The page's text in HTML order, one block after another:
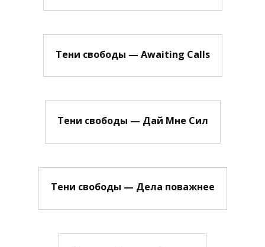
Тени свободы — Awaiting Calls
Тени свободы — Дай Мне Сил
Тени свободы — Дела поважнее